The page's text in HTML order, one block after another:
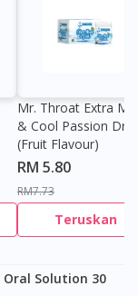
Mr. Throat Extra
& Cool Passion
(Fruit Flavour)
RM 5.80
RM7.73
Teruskan
Oral Solution 30